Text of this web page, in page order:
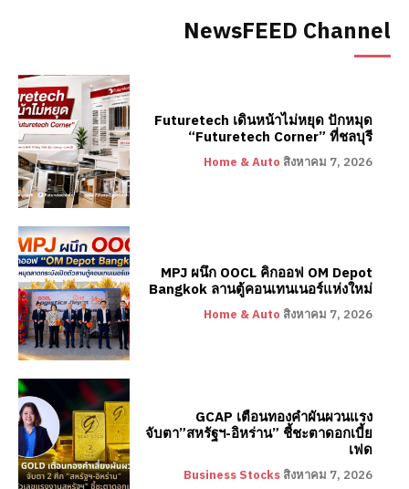
NewsFEED Channel
Futuretech เดินหน้าไม่หยุด ปักหมุด
“Futuretech Corner” ที่ชลบุรี
Home & Auto สิงหาคม 7, 2026
MPJ ผนึก OOCL คิกออฟ OM Depot
Bangkok ลานตู้คอนเทนเนอร์แห่งใหม่
Home & Auto สิงหาคม 7, 2026
GCAP เตือนทองคำผันผวนแรง
จับตา”สหรัฐฯ-อิหร่าน” ชี้ชะตาดอกเบี้ย
เฟด
Business Stocks สิงหาคม 7, 2026